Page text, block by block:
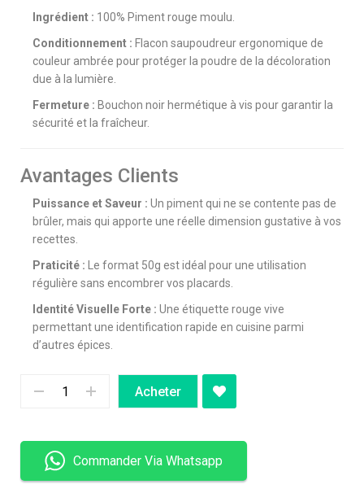
Ingrédient : 100% Piment rouge moulu.
Conditionnement : Flacon saupoudreur ergonomique de
couleur ambrée pour protéger la poudre de la décoloration
due à la lumière.
Fermeture : Bouchon noir hermétique à vis pour garantir la
sécurité et la fraîcheur.
Avantages Clients
Puissance et Saveur : Un piment qui ne se contente pas de
brûler, mais qui apporte une réelle dimension gustative à vos
recettes.
Praticité : Le format 50g est idéal pour une utilisation
régulière sans encombrer vos placards.
Identité Visuelle Forte : Une étiquette rouge vive
permettant une identification rapide en cuisine parmi
d’autres épices.
Acheter
Commander Via Whatsapp